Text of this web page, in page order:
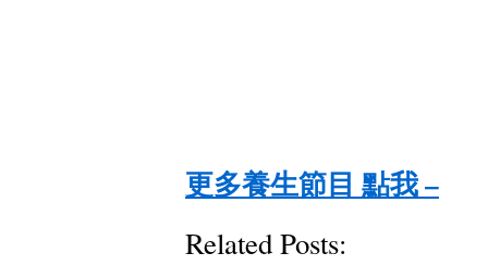
更多養生節目 點我 –
Related Posts: